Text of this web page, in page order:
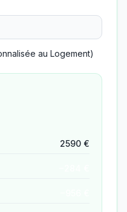
au Logement)
2590 €